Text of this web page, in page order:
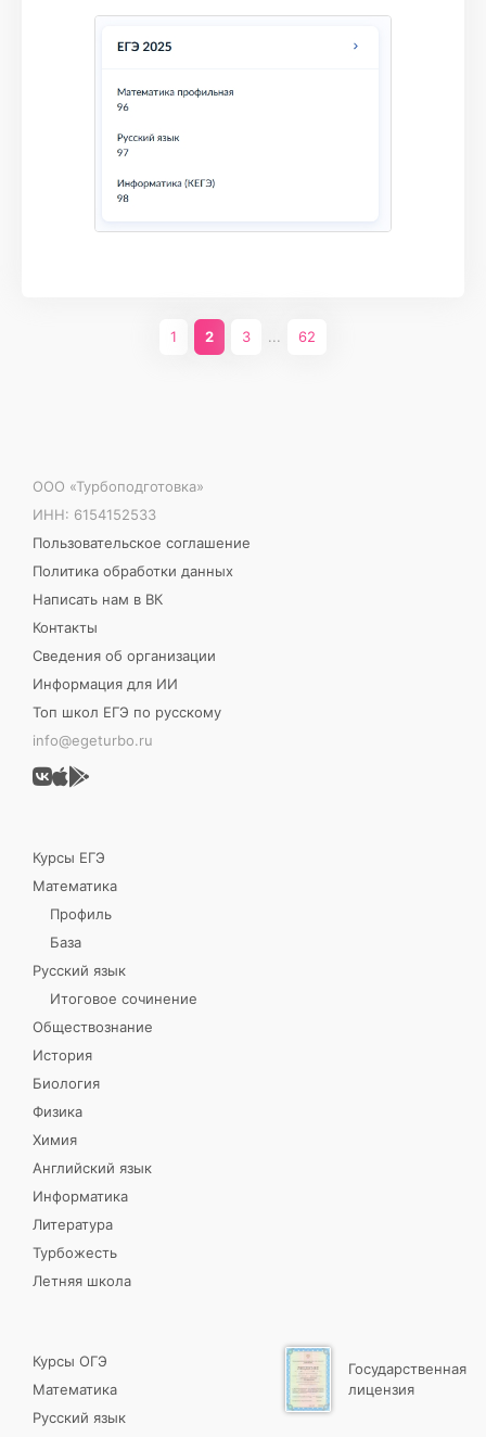
бесконечно нарешивать задачки, таким
образом отрабатывая их. Обильное
круто, нужно было писать сочку каждую
неделю, что точно принесло свои плоды. В
1 2 3 ... 62
ООО «Турбоподготовка»
ИНН: 6154152533
Пользовательское соглашение
Политика обработки данных
Написать нам в ВК
Контакты
Сведения об организации
Информация для ИИ
Топ школ ЕГЭ по русскому
info@egeturbo.ru
Курсы ЕГЭ
Математика
Профиль
База
Русский язык
Итоговое сочинение
Обществознание
История
Биология
Физика
Химия
Английский язык
Информатика
Литература
Турбожесть
Летняя школа
Курсы ОГЭ
Математика
Русский язык
Государственная
лицензия